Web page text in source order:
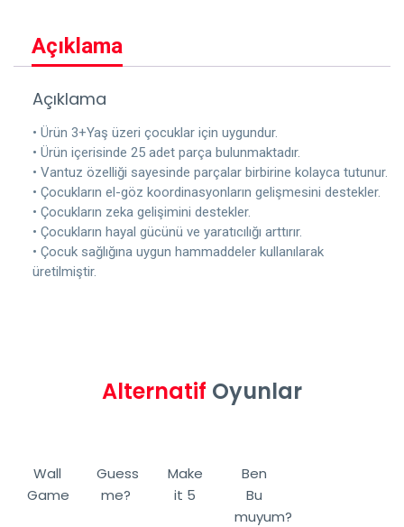
Açıklama
Açıklama
• Ürün 3+Yaş üzeri çocuklar için uygundur.
• Ürün içerisinde 25 adet parça bulunmaktadır.
• Vantuz özelliği sayesinde parçalar birbirine kolayca tutunur.
• Çocukların el-göz koordinasyonların gelişmesini destekler.
• Çocukların zeka gelişimini destekler.
• Çocukların hayal gücünü ve yaratıcılığı arttırır.
• Çocuk sağlığına uygun hammaddeler kullanılarak
üretilmiştir.
Alternatif Oyunlar
Wall
Game
Guess
me?
Make
it 5
Ben
Bu
muyum?